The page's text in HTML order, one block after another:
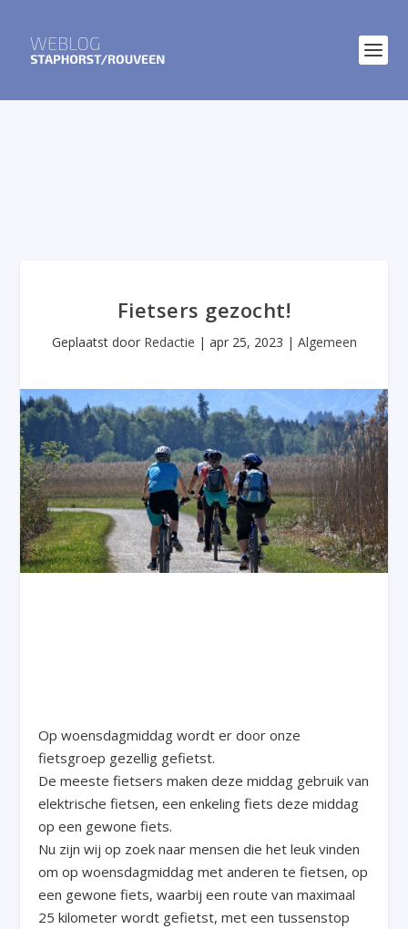
Fietsers gezocht!
Geplaatst door Redactie | apr 25, 2023 | Algemeen
Op woensdagmiddag wordt er door onze
fietsgroep gezellig gefietst.
De meeste fietsers maken deze middag gebruik van
elektrische fietsen, een enkeling fiets deze middag
op een gewone fiets.
Nu zijn wij op zoek naar mensen die het leuk vinden
om op woensdagmiddag met anderen te fietsen, op
een gewone fiets, waarbij een route van maximaal
25 kilometer wordt gefietst, met een tussenstop